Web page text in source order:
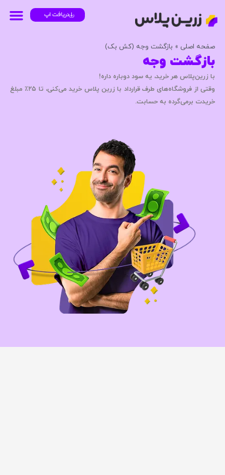
دریافت اپ
بازگشت وجه
صفحه اصلی » بازگشت وجه (کش بک)
با زرین‌پلاس هر خرید، یه سود دوباره داره!
وقتی از فروشگاه‌های طرف قرارداد با زرین پلاس خرید می‌کنی، تا ۲۵٪ مبلغ
خریدت برمی‌گرده به حسابت.